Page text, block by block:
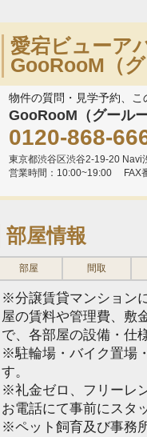
愛宕ビューア
GooRooM（
物件の質問・見学予約、
GooRooM（グール
0120-868-
東京都渋谷区渋谷2-19-20 Navi
営業時間：10:00~19:00
FAX
部屋情報
部屋 間取
※分譲賃貸マンション
屋の賃料や管理費、敷
で、各部屋の設備・仕
※駐輪場・バイク置場
す。
※礼金ゼロ、フリーレ
お電話にて事前にスタ
※ペット飼育及び事務